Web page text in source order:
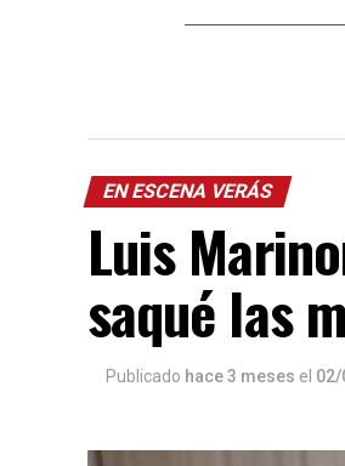
EN ESCENA VERÁS
Luis
saqué las
Publicado hace 3 meses el 02/